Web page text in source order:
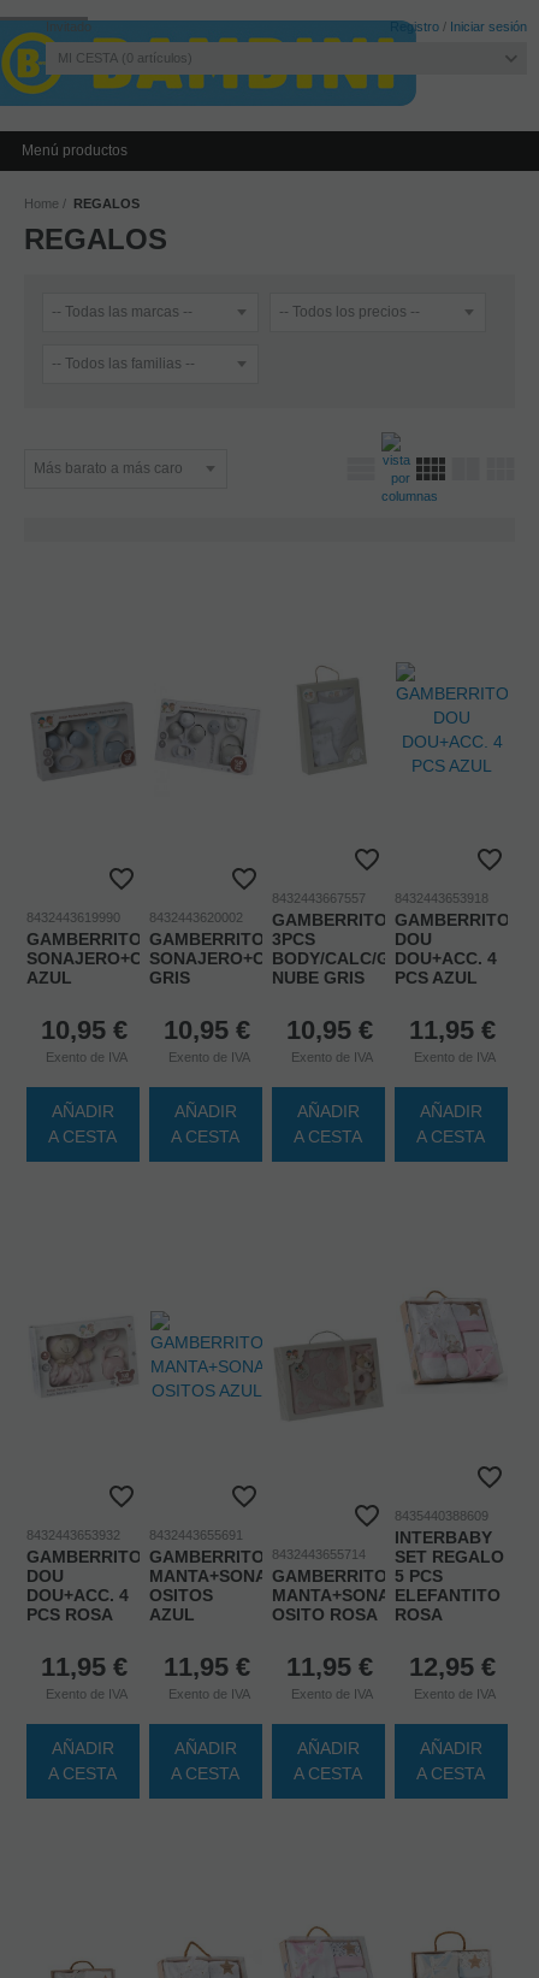
Invitado Registro / Iniciar sesión
MI CESTA 0 artículos
Menú productos
Home REGALOS
REGALOS
8432443619990
GAMBERRITOS
SONAJERO+CHUPA+CAJA+CADENA
AZUL
10,95 €
Exento de IVA
AÑADIR
A CESTA
8432443620002
GAMBERRITOS
SONAJERO+CHUPA+CAJA+CADENA
GRIS
10,95 €
Exento de IVA
AÑADIR
A CESTA
8432443667557
GAMBERRITOS
3PCS
BODY/CALC/GORRO
NUBE GRIS
10,95 €
Exento de IVA
AÑADIR
A CESTA
8432443653918
GAMBERRITOS
DOU
DOU+ACC. 4
PCS AZUL
11,95 €
Exento de IVA
AÑADIR
A CESTA
8432443653932
GAMBERRITOS
DOU
DOU+ACC. 4
PCS ROSA
11,95 €
Exento de IVA
AÑADIR
A CESTA
8432443655691
GAMBERRITOS
MANTA+SONAJERO
OSITOS
AZUL
11,95 €
Exento de IVA
AÑADIR
A CESTA
8432443655714
GAMBERRITOS
MANTA+SONAJERO
OSITO ROSA
11,95 €
Exento de IVA
AÑADIR
A CESTA
8435440388609
INTERBABY
SET REGALO
5 PCS
ELEFANTITO
ROSA
12,95 €
Exento de IVA
AÑADIR
A CESTA